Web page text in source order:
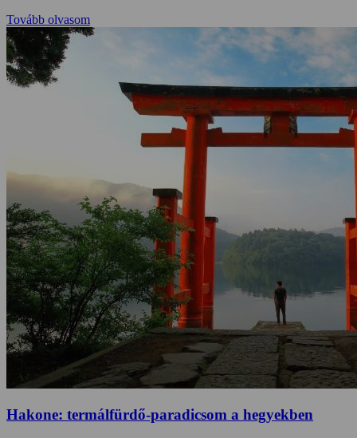
Tovább olvasom
Hakone: termálfürdő-paradicsom a hegyekben